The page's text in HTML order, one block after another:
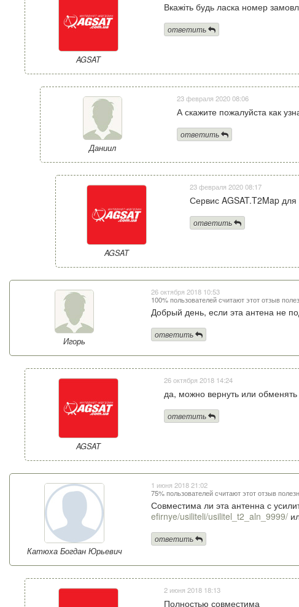
AGSAT
Вкажіть будь ласка номер
ответить
Даниил
23 февраля 2020 08:06
А скажите пожалуйста как
ответить
AGSAT
23 февраля 2020 08:17
Сервис AGSAT.T2Map для
ответить
Игорь
26 октября 2018 10:53
100% пользователей считают этот отзыв
Добрый день, если эта антена не
ответить
AGSAT
26 октября 2018 14:24
да, можно вернуть или
ответить
Катюха Богдан Юрьевич
1 июня 2018 21:02
75% пользователей считают этот отзыв
Совместима ли эта антенна с
efirnye/usiliteli/usilitel_t2_aln_9999/
ответить
2 июня 2018 18:13
Полностью совместима